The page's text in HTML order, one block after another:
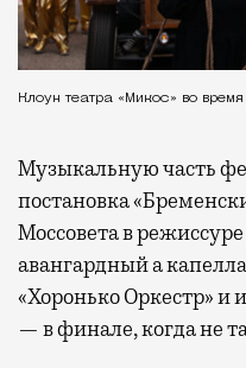
Клоун театра «Микос» во
Музыкальную часть
постановка
Моссовета в
авангардный а
«Хоронько Оркестр» и
— в финале, когда не